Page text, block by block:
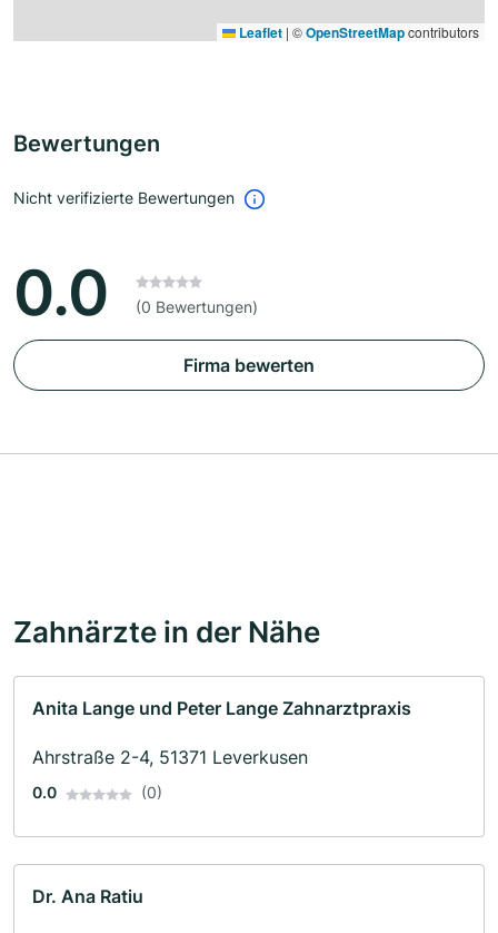
Leaflet | ©OpenStreetMapcontributors
Bewertungen
Nicht verifizierte Bewertungen
0.0 (0 Bewertungen)
Firma bewerten
Zahnärzte in der Nähe
Anita Lange und Peter Lange Zahnarztpraxis
Ahrstraße 2-4, 51371 Leverkusen
0.0 (0)
Dr. Ana Ratiu